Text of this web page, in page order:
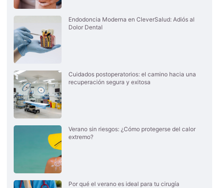
Endodoncia Moderna en CleverSalud: Adiós al
Dolor Dental
Cuidados postoperatorios: el camino hacia una
recuperación segura y exitosa
Verano sin riesgos: ¿Cómo protegerse del calor
extremo?
Por qué el verano es ideal para tu cirugía